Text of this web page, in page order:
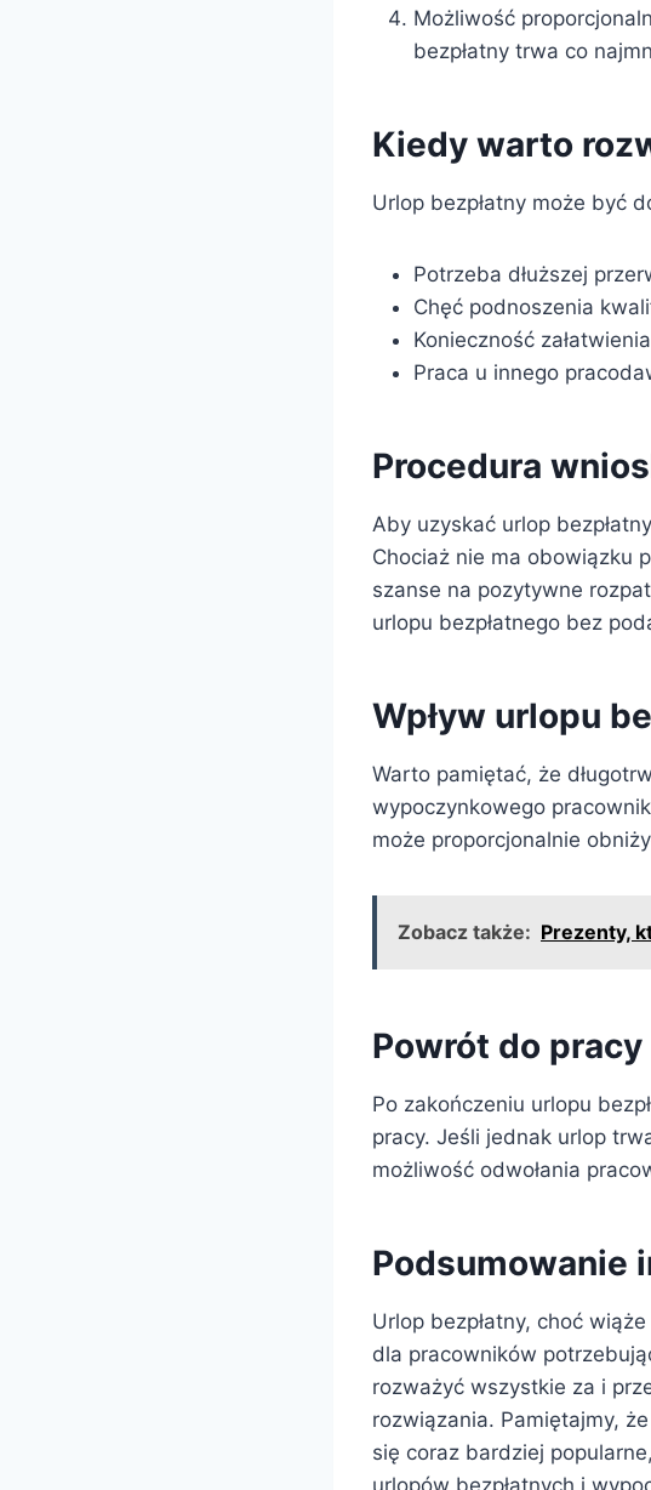
Możliwość
bezpłatny trwa co
Kiedy warto
Urlop bezpłatny może być
Potrzeba dłuższej
Chęć podnoszenia
Konieczność
Praca u innego
Procedura
Aby uzyskać urlop
Chociaż nie ma obowiązku
szanse na pozytywne
urlopu bezpłatnego bez
Wpływ urlopu
Warto pamiętać, że
wypoczynkowego
może proporcjonalnie
Zobacz także: Prezenty,
Powrót do
Po zakończeniu urlopu
pracy. Jeśli jednak urlop
możliwość odwołania
Podsumowanie
Urlop bezpłatny, choć
dla pracowników
rozważyć wszystkie za i
rozwiązania. Pamiętajmy,
się coraz bardziej
urlopów bezpłatnych i